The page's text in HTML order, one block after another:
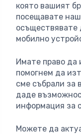
която вашият
посещавате
осъществявате
мобилно
Имате право да
помогнем да
сме събрали за
даде
информация за
Можете да